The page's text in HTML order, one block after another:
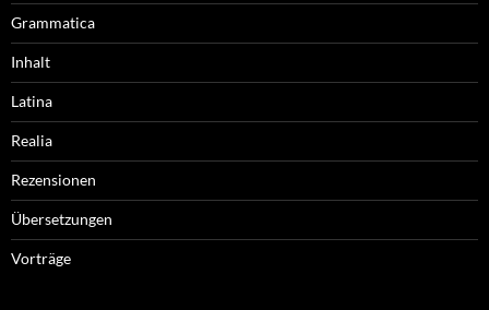
Grammatica
Inhalt
Latina
Realia
Rezensionen
Übersetzungen
Vorträge